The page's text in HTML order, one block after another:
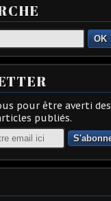
OK
pour être averti des
publiés.